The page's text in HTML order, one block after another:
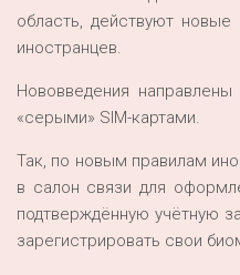
область, действуют новые
иностранцев.
Нововведения
«серыми» SIM-картами.
Так, по новым правилам
в салон связи для
подтверждённую учётную
зарегистрировать свои